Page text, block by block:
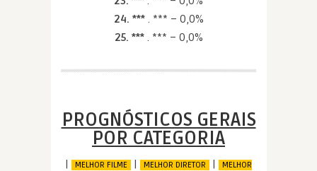
24. *** . *** – 0,0%
25. *** . *** – 0,0%
PROGNÓSTICOS GERAIS
POR CATEGORIA
| MELHOR FILME | MELHOR DIRETOR |
MELHOR